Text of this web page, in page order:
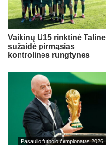
Vaikinų U15 rinktinė Taline
sužaidė pirmąsias
kontrolines rungtynes
Pasaulio futbolo čempionatas 2026